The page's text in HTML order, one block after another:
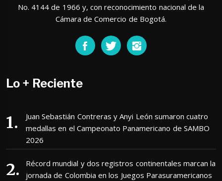
No. 4144 de 1966 y, con reconocimiento nacional de la
Cámara de Comercio de Bogotá.
Lo + Reciente
Juan Sebastián Contreras y Anyi León sumaron cuatro
medallas en el Campeonato Panamericano de SAMBO
2026
Récord mundial y dos registros continentales marcan la
jornada de Colombia en los Juegos Parasuramericanos